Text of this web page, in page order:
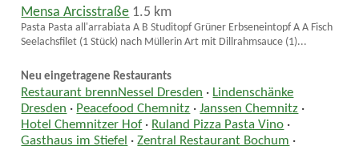
Mensa Arcisstraße 1.5 km
Pasta Pasta all'arrabiata A B Studitopf Grüner Erbseneintopf A A Fisch
Seelachsfilet (1 Stück) nach Müllerin Art mit Dillrahmsauce (1)...
Neu eingetragene Restaurants
Restaurant brennNessel Dresden · Lindenschänke
Dresden · Peacefood Chemnitz ·Janssen Chemnitz ·
Hotel Chemnitzer Hof · Ruland Pizza Pasta Vino ·
Gasthaus im Stiefel ·Zentral Restaurant Bochum ·